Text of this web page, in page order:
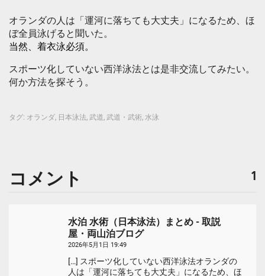
オランダの人は「運河に落ちても大丈夫」になるため、ほ
ぼ全員泳げると聞いた。
当然、着衣泳必須。
スポーツ化していない西洋泳法とは是非交流してみたい。
何か方法を探そう。
タグ: オランダ, 日本泳法, 武道, 武道・武術, 水泳
コメント 1
水泊 水術（日本泳法）まとめ - 取説
屋・両山泊ブログ
2026年5月1日 19:49
[…] スポーツ化していない西洋泳法オランダの
人は「運河に落ちても大丈夫」になるため、ほ